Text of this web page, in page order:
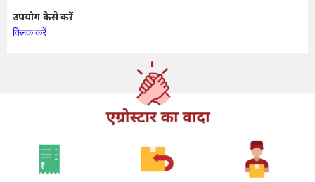
उपयोग कैसे करें
क्लिक करें